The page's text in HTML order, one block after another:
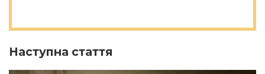
Наступна стаття